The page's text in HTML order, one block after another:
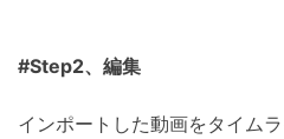
#Step2、編集
インポートした動画をタイム